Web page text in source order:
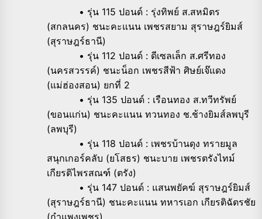
• รุ่น 115 ปอนด์ : รุ่งทิพย์ ส.สหมิตร
(สกลนคร) ชนะคะแนน เพชรสยาม สุราษฎร์ยิมส์
(สุราษฎร์ธานี)
• รุ่น 112 ปอนด์ : ดีเซลเล็ก ส.ศรีทอง
(นครสวรรค์) ชนะน็อก เพชรสีฟ้า ศิษย์เจ๊แดง
(แม่ฮ่องสอน) ยกที่ 2
• รุ่น 135 ปอนด์ : เรือนทอง ส.ทวีทรัพย์
(ขอนแก่น) ชนะคะแนน ทวนทอง ช.ช้างยิมส์ลพบุรี
(ลพบุรี)
• รุ่น 118 ปอนด์ : เพชรบ้านดุง ทรายมูล
สนุกเกอร์คลับ (ยโสธร) ชนะบาย เพชรตรังไทม์
เกียรติไพรสณฑ์ (ตรัง)
• รุ่น 147 ปอนด์ : แสนพยัคฆ์ สุราษฎร์ยิมส์
(สุราษฎร์ธานี) ชนะคะแนน ทหารเอก เกียรติฉัตรชัย
(กำแพงเพชร)